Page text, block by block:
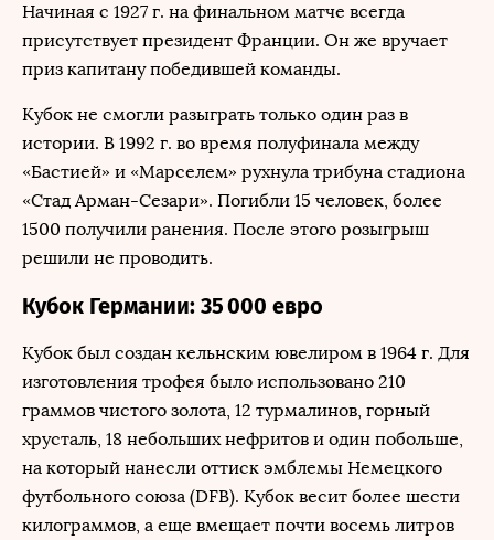
Начиная с 1927 г. на финальном матче всегда
присутствует президент Франции. Он же вручает
приз капитану победившей команды.
Кубок не смогли разыграть только один раз в
истории. В 1992 г. во время полуфинала между
«Бастией» и «Марселем» рухнула трибуна стадиона
«Стад Арман-Сезари». Погибли 15 человек, более
1500 получили ранения. После этого розыгрыш
решили не проводить.
Кубок Германии: 35 000 евро
Кубок был создан кельнским ювелиром в 1964 г. Для
изготовления трофея было использовано 210
граммов чистого золота, 12 турмалинов, горный
хрусталь, 18 небольших нефритов и один побольше,
на который нанесли оттиск эмблемы Немецкого
футбольного союза (DFB). Кубок весит более шести
килограммов, а еще вмещает почти восемь литров